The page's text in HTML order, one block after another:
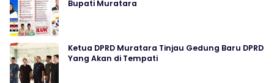
Bupati Muratara
Ketua DPRD Muratara Tinjau Gedung Baru DPRD
Yang Akan di Tempati